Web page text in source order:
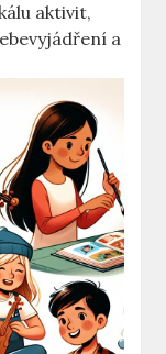
aktivit,
a